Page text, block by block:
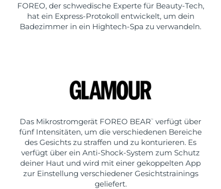
FOREO, der schwedische Experte für Beauty-Tech,
hat ein Express-Protokoll entwickelt, um dein
Badezimmer in ein Hightech-Spa zu verwandeln.
Das Mikrostromgerät FOREO BEAR ™
verfügt über
fünf Intensitäten, um die verschiedenen Bereiche
des Gesichts zu straffen und zu konturieren. Es
verfügt über ein Anti-Shock-System zum Schutz
deiner Haut und wird mit einer gekoppelten App
zur Einstellung verschiedener Gesichtstrainings
geliefert.